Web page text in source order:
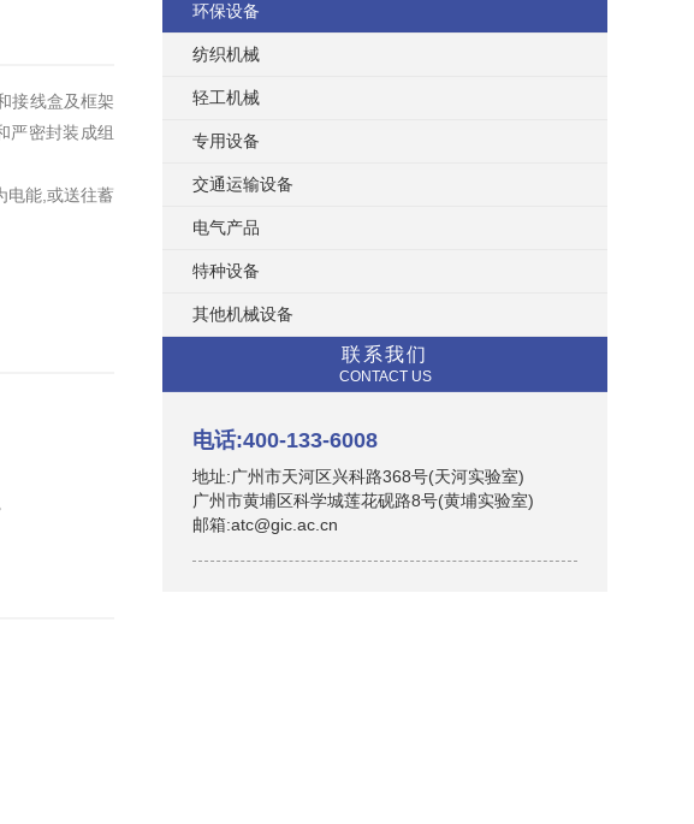
环保设备
纺织机械
轻工机械
专用设备
交通运输设备
电气产品
特种设备
其他机械设备
联系我们
CONTACT US
电话:400-133-6008
地址:广州市天河区兴科路368号(天河实验室)
广州市黄埔区科学城莲花砚路8号(黄埔实验室)
邮箱:atc@gic.ac.cn
接线盒及框架
严密封装成组
电能,或送往蓄